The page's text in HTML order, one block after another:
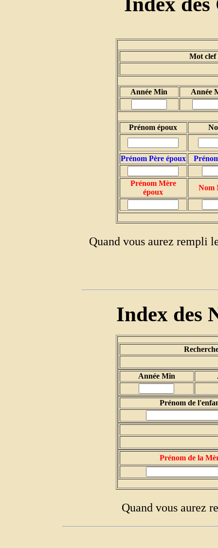
Mot clef
Année Min Année
Prénom époux
Prénom Père époux
Prénom Mère
époux
Nom
Quand vous aurez rempli
Index des
Année Min
Prénom de
Prénom de la
Quand vous aurez